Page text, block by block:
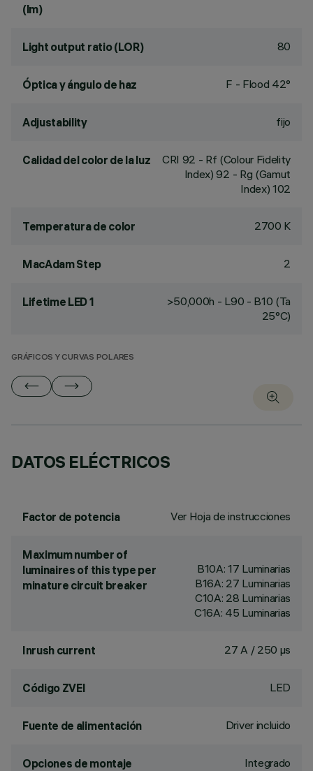
(lm)
Light output ratio (LOR) 80
Óptica y ángulo de haz F - Flood 42°
Adjustability fijo
Calidad del color de la luz CRI 92 - Rf (Colour Fidelity
Index) 92 - Rg (Gamut
Index) 102
Temperatura de color 2700 K
MacAdam Step 2
Lifetime LED 1
>50,000h - L90 - B10 (Ta
25°C)
GRÁFICOS Y CURVAS POLARES
DATOS ELÉCTRICOS
Factor de potencia Ver Hoja de instrucciones
Maximum number of
luminaires of this type per
minature circuit breaker
B10A: 17 Luminarias
B16A: 27 Luminarias
C10A: 28 Luminarias
C16A: 45 Luminarias
Inrush current 27 A / 250 µs
Código ZVEI LED
Fuente de alimentación Driver incluido
Opciones de montaje Integrado